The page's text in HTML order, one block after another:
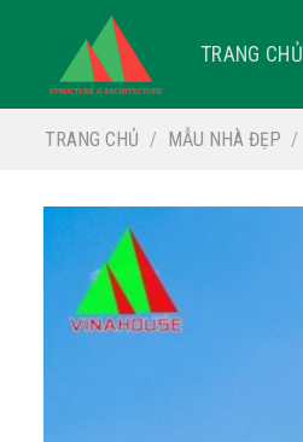
TRANG CHỦ
TRANG CHỦ / MẪU NHÀ ĐẸP /